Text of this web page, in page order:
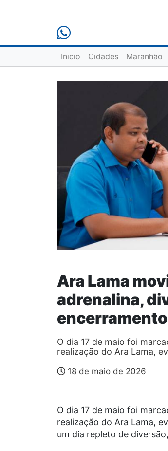
Inicio Cidades Maranhão
Ara Lama
adrenalina,
encerramento
O dia 17 de maio foi
realização do Ara Lama,
18 de maio de 2026
O dia 17 de maio foi
realização do Ara Lama,
um dia repleto de